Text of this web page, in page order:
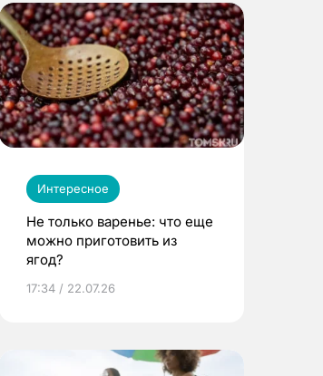
Интересное
Не только варенье: что еще
можно приготовить из
ягод?
17:34 / 22.07.26